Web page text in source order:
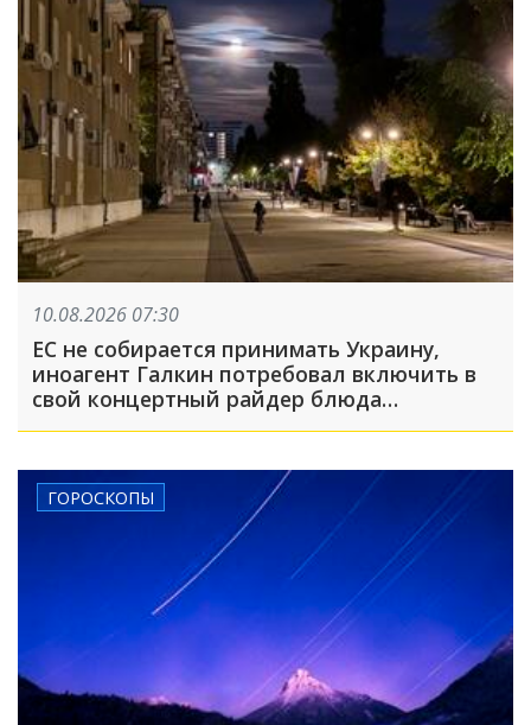
10.08.2026 07:30
ЕС не собирается принимать Украину,
иноагент Галкин потребовал включить в
свой концертный райдер блюда
ГОРОСКОПЫ